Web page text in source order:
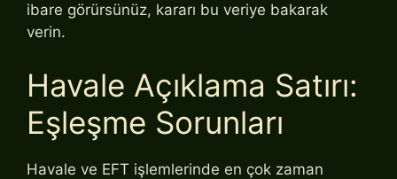
ibare görürsünüz, kararı bu veriye bakarak
verin.
Havale Açıklama Satırı:
Eşleşme Sorunları
Havale ve EFT işlemlerinde en çok zaman